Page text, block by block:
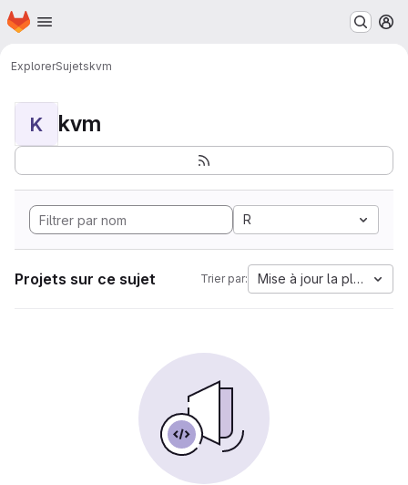
Passer au contenu principal
Page d'accueil
ExplorerSujetskvm
K kvm
R
Projets sur ce sujet Trier par: Mise à jour la plus